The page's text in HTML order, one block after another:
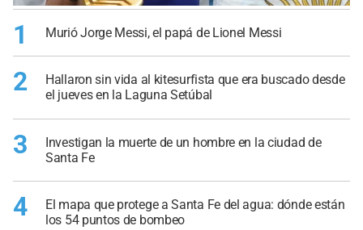
1 Murió Jorge Messi, el papá de Lionel Messi
2
Hallaron sin vida al kitesurfista que era buscado desde
el jueves en la Laguna Setúbal
3
Investigan la muerte de un hombre en la ciudad de
Santa Fe
4
El mapa que protege a Santa Fe del agua: dónde están
los 54 puntos de bombeo